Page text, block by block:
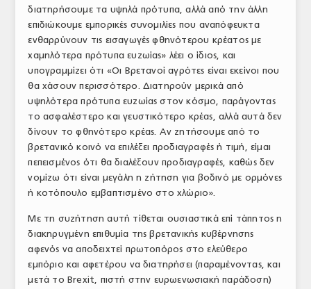
διατηρήσουμε τα υψηλά πρότυπα, αλλά από την άλλη
επιδιώκουμε εμπορικές συνομιλίες που αναπόφευκτα
ενθαρρύνουν τις εισαγωγές φθηνότερου κρέατος με
χαμηλότερα πρότυπα ευζωίας» λέει ο ίδιος, και
υπογραμμίζει ότι «Οι Βρετανοί αγρότες είναι εκείνοι που
θα χάσουν περισσότερο. Διατηρούν μερικά από
υψηλότερα πρότυπα ευζωίας στον κόσμο, παράγοντας
το ασφαλέστερο και γευστικότερο κρέας, αλλά αυτά δεν
δίνουν το φθηνότερο κρέας. Αν ζητήσουμε από το
βρετανικό κοινό να επιλέξει προδιαγραφές ή τιμή, είμαι
πεπεισμένος ότι θα διαλέξουν προδιαγραφές, καθώς δεν
νομίζω ότι είναι μεγάλη η ζήτηση για βοδινό με ορμόνες
ή κοτόπουλο εμβαπτισμένο στο χλώριο».
Με τη συζήτηση αυτή τίθεται ουσιαστικά επί τάπητος η
διακηρυγμένη επιθυμία της βρετανικής κυβέρνησης
αφενός να αποδειχτεί πρωτοπόρος στο ελεύθερο
εμπόριο και αφετέρου να διατηρήσει (παραμένοντας, και
μετά το Brexit, πιστή στην ευρωενωσιακή παράδοση)